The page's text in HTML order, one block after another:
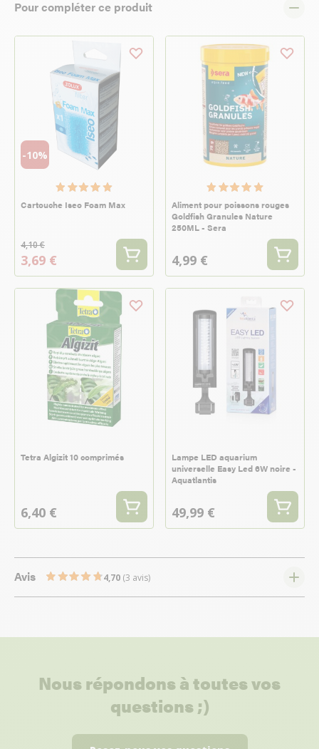
Pour compléter ce produit
-10%
Cartouche Iseo Foam Max
4,10 €
3,69 €
Aliment pour poissons rouges
Goldfish Granules Nature
250ML - Sera
4,99 €
Tetra Algizit 10 comprimés
6,40 €
Lampe LED aquarium
universelle Easy Led 6W noire -
Aquatlantis
49,99 €
Avis 4,70 (3 avis)
Nous répondons à toutes vos
questions ;)